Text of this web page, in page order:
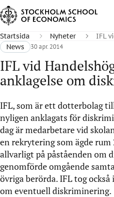
Startsida Nyheter
IFL
News
30 apr. 2014
IFL vid
anklagelse om
IFL, som är ett dotterbolag
nyligen anklagats för
dag är medarbetare vid
en rekrytering som ägde
allvarligt på påståenden om
genomförde omgående
övriga berörda. IFL tog
om eventuell diskriminering.